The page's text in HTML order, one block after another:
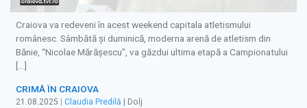
Craiova va redeveni în acest weekend capitala atletismului
românesc. Sâmbătă și duminică, moderna arenă de atletism din
Bănie, “Nicolae Mărășescu”, va găzdui ultima etapă a Campionatului
[…]
CRIMĂ ÎN CRAIOVA
21.08.2025 Claudia Predilă | Dolj